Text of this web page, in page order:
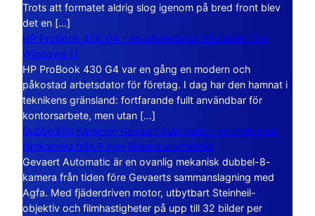
Trots att formatet aldrig slog igenom på bred front blev
det en […]
HP ProBook 430 G4 – en arbetsdator från tiden före
Windows 11
HP ProBook 430 G4 var en gång en modern och
påkostad arbetsdator för företag. I dag har den hamnat i
teknikens gränsland: fortfarande fullt användbar för
kontorsarbete, men utan […]
Dubbelåtta Kameran Gevaert Automatic – en mekanisk
filmkamera från 8 mm-filmens storhetstid
Gevaert Automatic är en ovanlig mekanisk dubbel-8-
kamera från tiden före Gevaerts sammanslagning med
Agfa. Med fjäderdriven motor, utbytbart Steinheil-
objektiv och filmhastigheter på upp till 32 bilder per